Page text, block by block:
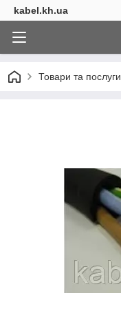
kabel.kh.ua
Товари та послуги